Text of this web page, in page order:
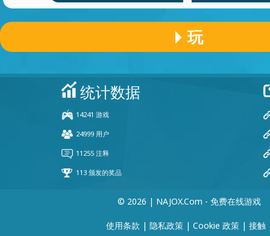
玩
© 2026 | NAJOX.com - 免费在线游戏
使用条款 | 隐私政策 | Cookie 政策 | 接触